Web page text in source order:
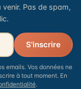
Pas de spam,
email
S'inscrire
emails. Vos données ne
à tout moment. En
.